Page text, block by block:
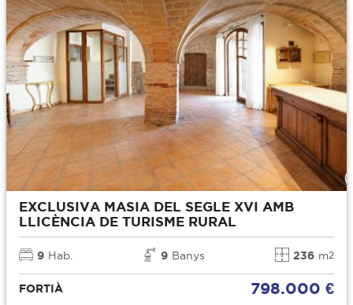
EXCLUSIVA MASIA DEL SEGLE XVI AMB
LLICÈNCIA DE TURISME RURAL
9 Hab. 9 Banys 236 m2
FORTIÀ 798.000 €